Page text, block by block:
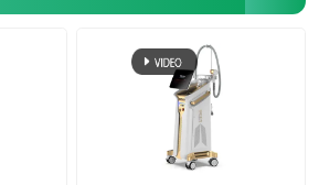
d'Alexandrite
de beauté